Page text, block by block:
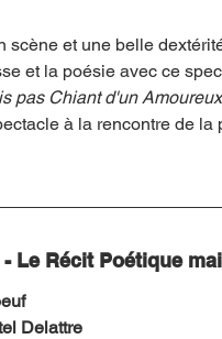
scène et une belle
et la poésie avec ce
pas Chiant d'un
à la rencontre de
Le Récit Poétique
Delattre